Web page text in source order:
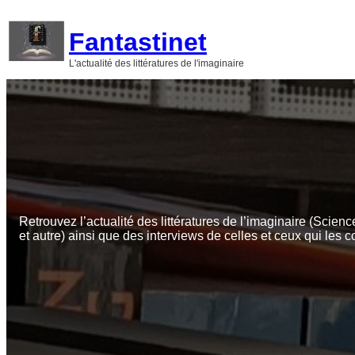
contenu
Fantastinet
L'actualité des littératures de l'imaginaire
Retrouvez l’actualité des littératures de l’imaginaire
et autre) ainsi que des interviews de celles et ceux qui les